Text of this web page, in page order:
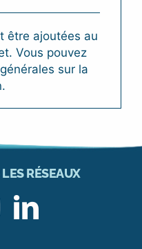
être ajoutées au
Vous pouvez
sur la
RÉSEAUX